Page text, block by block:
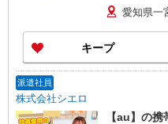
+゜ 入社祝い金
頂くと, インセ
い・週払い
+゜・。○。・
愛知県一
キープ
派遣社員
株式会社シエロ
【au】の